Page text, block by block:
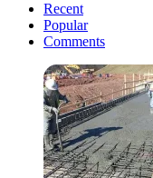
Recent
Popular
Comments